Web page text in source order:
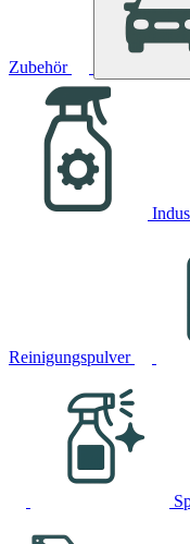
Zubehör
Reinigungspulver